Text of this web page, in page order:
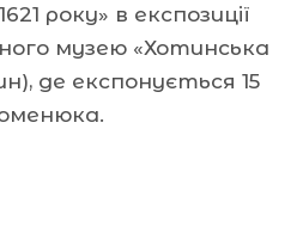
року» в експозиції
музею «Хотинська
де експонується 15